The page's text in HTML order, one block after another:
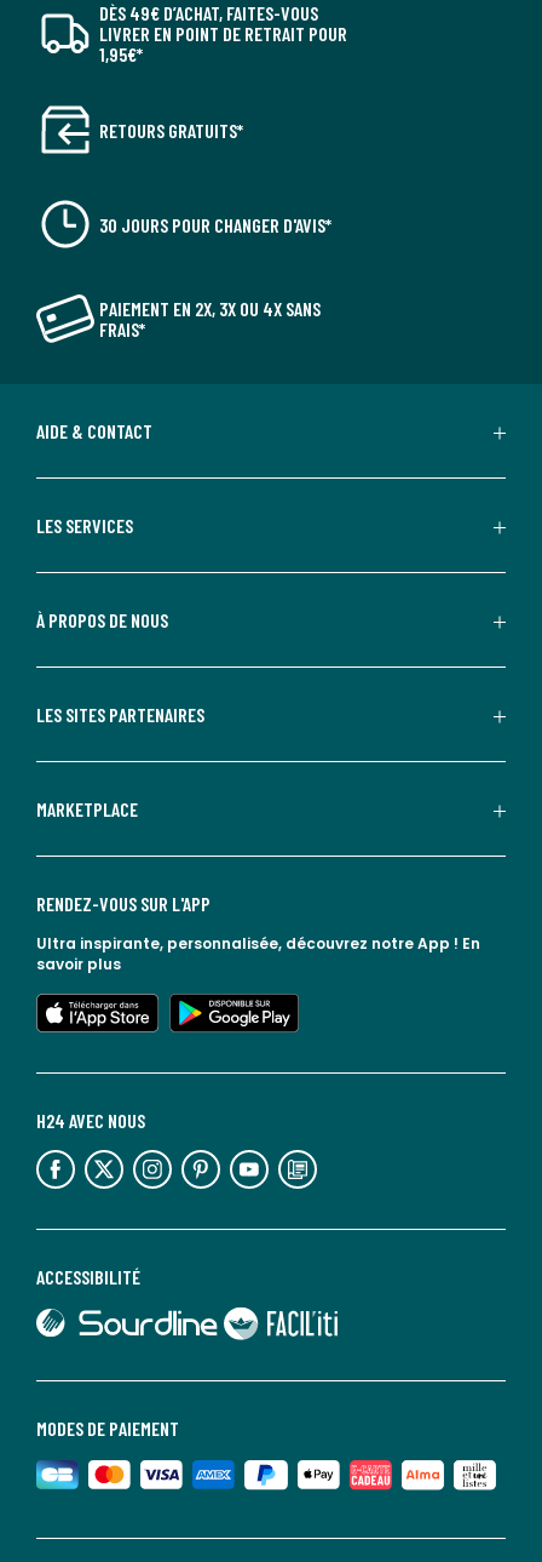
DÈS 49€ D’ACHAT, FAITES-VOUS
LIVRER EN POINT DE RETRAIT POUR
1,95€*
RETOURS GRATUITS*
30 JOURS POUR CHANGER D'AVIS*
PAIEMENT EN 2X, 3X OU 4X SANS
FRAIS*
AIDE & CONTACT
LES SERVICES
À PROPOS DE NOUS
LES SITES PARTENAIRES
MARKETPLACE
MODES DE PAIEMENT
ACCESSIBILITÉ
lien vers Sourdline
lien vers Faciliti
H24 AVEC NOUS
lien vers l'espace réseaux sociaux lien vers l'espace réseaux sociaux lien vers l'espace réseaux sociaux lien vers l'espace réseaux sociaux lien vers l'espace réseaux sociaux lien vers le blog la redoute
RENDEZ-VOUS SUR L'APP
Ultra inspirante, personnalisée, découvrez notre App ! En
savoir plus
lien vers l'app store
lien vers google play